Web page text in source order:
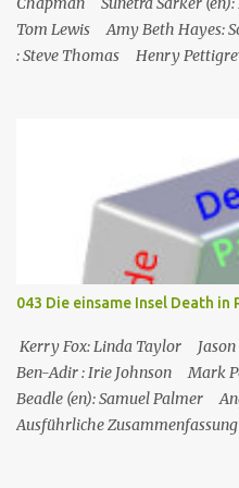
Tom Lewis Amy Beth Hayes:
: Steve Thomas Henry
seinem Boot aufgefunden. Der
Touristen, die das Boot mit
Mordes gemietet hatten, und
die das Boot am nächsten Tag
Die Verdächtigen sind nach
Kommandant beschließt
JP) nach London zu schicken,
043 Die einsame Insel Death in
Kerry Fox: Linda Taylor
Ben-Adir : Irie Johnson Mark
Beadle (en): Samuel Palmer
Ausführliche